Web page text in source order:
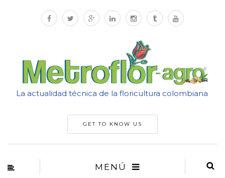
La actualidad técnica de la floricultura colombiana
GET TO KNOW US
MENÚ